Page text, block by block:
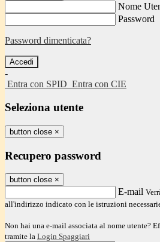
Nome
Password
Password dimenticata?
-
Entra con SPID Entra con CIE
Seleziona utente
button close ×
Recupero password
button close ×
E-mail
all'indirizzo indicato con le istruzioni
Non hai una e-mail associata al nome utente?
tramite la Login Spaggiari